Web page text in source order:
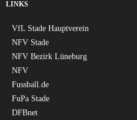
LINKS
VfL Stade Hauptverein
NFV Stade
NFV Bezirk Lüneburg
NFV
Fussball.de
FuPa Stade
DFBnet